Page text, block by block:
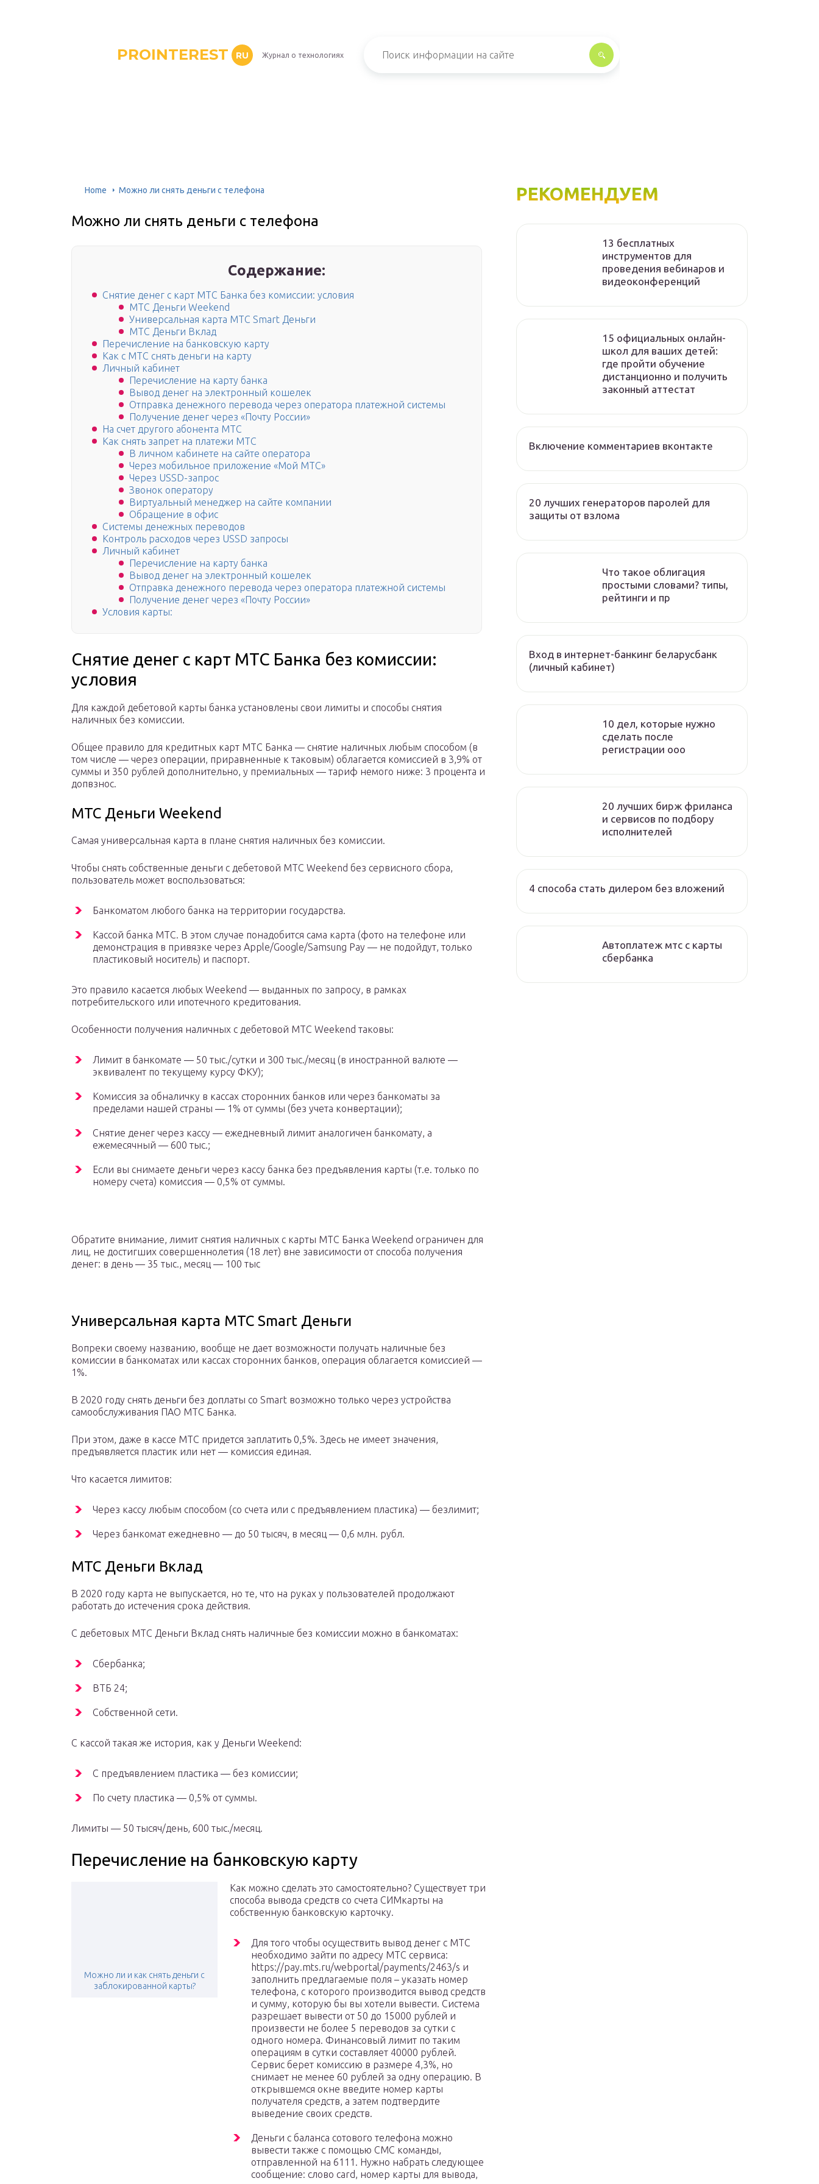
PROINTEREST RU Журнал о технологиях
Home Можно ли снять деньги с телефона
Можно ли снять деньги с телефона
Содержание:
Снятие денег с карт МТС Банка без комиссии: условия
МТС Деньги Weekend
Универсальная карта МТС Smart Деньги
МТС Деньги Вклад
Перечисление на банковскую карту
Как с МТС снять деньги на карту
Личный кабинет
Перечисление на карту банка
Вывод денег на электронный кошелек
Отправка денежного перевода через оператора платежной системы
Получение денег через «Почту России»
На счет другого абонента МТС
Как снять запрет на платежи МТС
В личном кабинете на сайте оператора
Через мобильное приложение «Мой МТС»
Через USSD-запрос
Звонок оператору
Виртуальный менеджер на сайте компании
Обращение в офис
Системы денежных переводов
Контроль расходов через USSD запросы
Личный кабинет
Перечисление на карту банка
Вывод денег на электронный кошелек
Отправка денежного перевода через оператора платежной системы
Получение денег через «Почту России»
Условия карты:
Снятие денег с карт МТС Банка без комиссии:
условия
Для каждой дебетовой карты банка установлены свои лимиты и способы снятия
наличных без комиссии.
Общее правило для кредитных карт МТС Банка — снятие наличных любым способом (в
том числе — через операции, приравненные к таковым) облагается комиссией в 3,9% от
суммы и 350 рублей дополнительно, у премиальных — тариф немого ниже: 3 процента и
допвзнос.
МТС Деньги Weekend
Самая универсальная карта в плане снятия наличных без комиссии.
Чтобы снять собственные деньги с дебетовой МТС Weekend без сервисного сбора,
пользователь может воспользоваться:
Банкоматом любого банка на территории государства.
Кассой банка МТС. В этом случае понадобится сама карта (фото на телефоне или
демонстрация в привязке через Apple/Google/Samsung Pay — не подойдут, только
пластиковый носитель) и паспорт.
Это правило касается любых Weekend — выданных по запросу, в рамках
потребительского или ипотечного кредитования.
Особенности получения наличных с дебетовой МТС Weekend таковы:
Лимит в банкомате — 50 тыс./сутки и 300 тыс./месяц (в иностранной валюте —
эквивалент по текущему курсу ФКУ);
Комиссия за обналичку в кассах сторонних банков или через банкоматы за
пределами нашей страны — 1% от суммы (без учета конвертации);
Снятие денег через кассу — ежедневный лимит аналогичен банкомату, а
ежемесячный — 600 тыс.;
Если вы снимаете деньги через кассу банка без предъявления карты (т.е. только по
номеру счета) комиссия — 0,5% от суммы.
Обратите внимание, лимит снятия наличных с карты МТС Банка Weekend ограничен для
лиц, не достигших совершеннолетия (18 лет) вне зависимости от способа получения
денег: в день — 35 тыс., месяц — 100 тыс
Универсальная карта МТС Smart Деньги
Вопреки своему названию, вообще не дает возможности получать наличные без
комиссии в банкоматах или кассах сторонних банков, операция облагается комиссией —
1%.
В 2020 году снять деньги без доплаты со Smart возможно только через устройства
самообслуживания ПАО МТС Банка.
При этом, даже в кассе МТС придется заплатить 0,5%. Здесь не имеет значения,
предъявляется пластик или нет — комиссия единая.
Что касается лимитов:
Через кассу любым способом (со счета или с предъявлением пластика) — безлимит;
Через банкомат ежедневно — до 50 тысяч, в месяц — 0,6 млн. рубл.
МТС Деньги Вклад
В 2020 году карта не выпускается, но те, что на руках у пользователей продолжают
работать до истечения срока действия.
С дебетовых МТС Деньги Вклад снять наличные без комиссии можно в банкоматах:
Сбербанка;
ВТБ 24;
Собственной сети.
С кассой такая же история, как у Деньги Weekend:
С предъявлением пластика — без комиссии;
По счету пластика — 0,5% от суммы.
Лимиты — 50 тысяч/день, 600 тыс./месяц.
Перечисление на банковскую карту
Можно ли и как снять деньги с
заблокированной карты?
Как можно сделать это самостоятельно? Существует три
способа вывода средств со счета СИМкарты на
собственную банковскую карточку.
Для того чтобы осуществить вывод денег с МТС
необходимо зайти по адресу МТС сервиса:
https://pay.mts.ru/webportal/payments/2463/s и
заполнить предлагаемые поля – указать номер
телефона, с которого производится вывод средств
и сумму, которую бы вы хотели вывести. Система
разрешает вывести от 50 до 15000 рублей и
произвести не более 5 переводов за сутки с
одного номера. Финансовый лимит по таким
операциям в сутки составляет 40000 рублей.
Сервис берет комиссию в размере 4,3%, но
снимает не менее 60 рублей за одну операцию. В
открывшемся окне введите номер карты
получателя средств, а затем подтвердите
выведение своих средств.
Деньги с баланса сотового телефона можно
вывести также с помощью СМС команды,
отправленной на 6111. Нужно набрать следующее
сообщение: слово card, номер карты для вывода,
РЕКОМЕНДУЕМ
13 бесплатных
инструментов для
проведения вебинаров и
видеоконференций
15 официальных онлайн-
школ для ваших детей:
где пройти обучение
дистанционно и получить
законный аттестат
Включение комментариев вконтакте
20 лучших генераторов паролей для
защиты от взлома
Что такое облигация
простыми словами? типы,
рейтинги и пр
Вход в интернет-банкинг беларусбанк
(личный кабинет)
10 дел, которые нужно
сделать после
регистрации ооо
20 лучших бирж фриланса
и сервисов по подбору
исполнителей
4 способа стать дилером без вложений
Автоплатеж мтс с карты
сбербанка